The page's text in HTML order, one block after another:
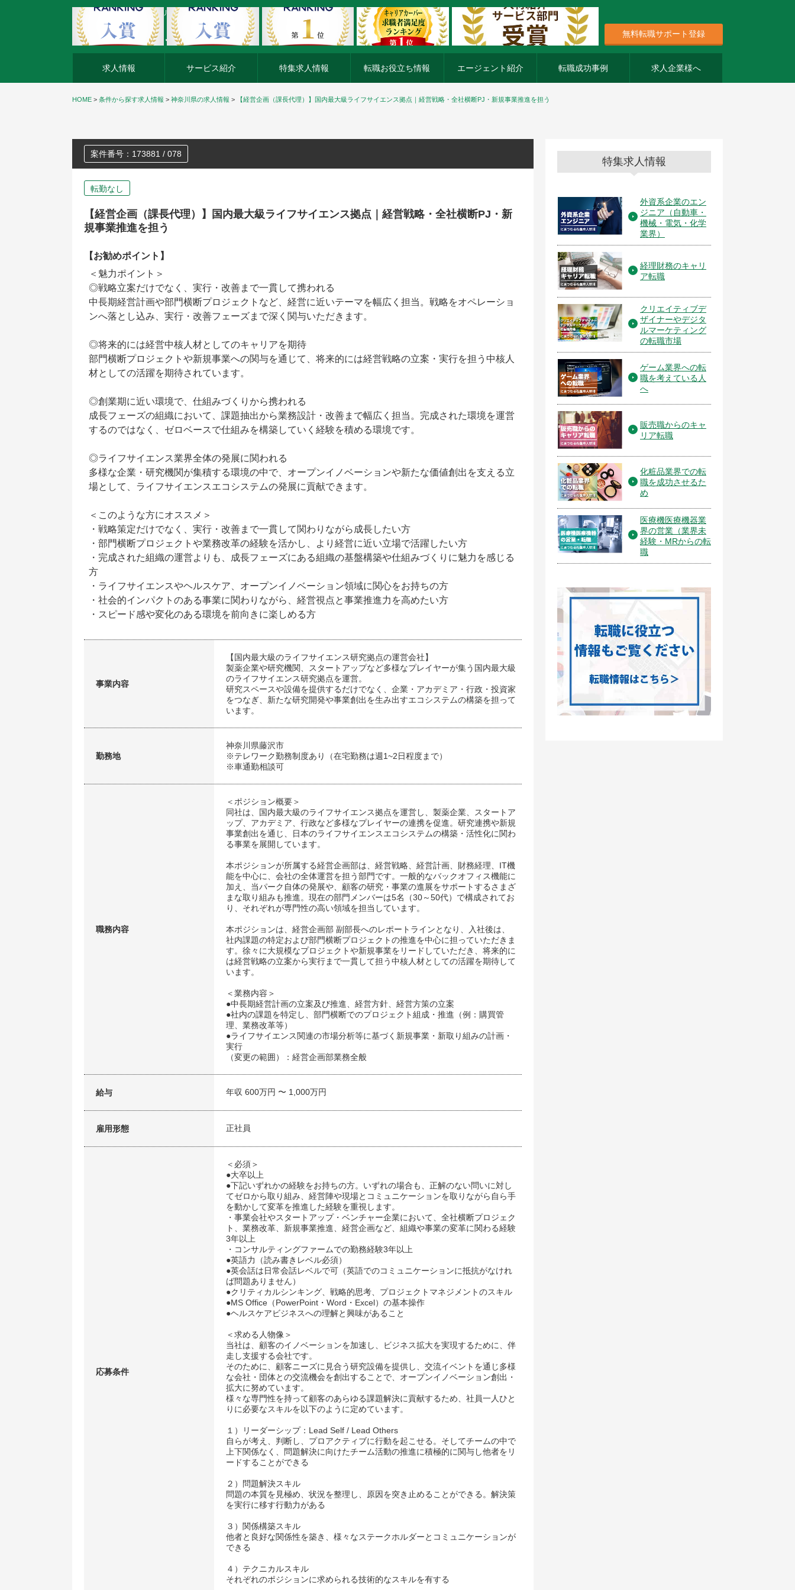
外資系企業の転職・キャリア転職ならアージスジャパン
無料転職サポート登録
求人情報 サービス紹介 特集求人情報 転職お役立ち情報 エージェント紹介 転職成功事例 求人企業様へ
HOME > 条件から探す求人情報 > 神奈川県の求人情報 > 【経営企画（課長代理）】国内最大級ライフサイエンス拠点｜経営戦略・全社横断PJ・新規事業推進を担う
案件番号：173881 / 078
転勤なし
【経営企画（課長代理）】国内最大級ライフサイエンス拠点｜経営戦略・全社横断PJ・新
規事業推進を担う
【お勧めポイント】
＜魅力ポイント＞
◎戦略立案だけでなく、実行・改善まで一貫して携われる
中長期経営計画や部門横断プロジェクトなど、経営に近いテーマを幅広く担当。戦略をオペレーショ
ンへ落とし込み、実行・改善フェーズまで深く関与いただきます。
◎将来的には経営中核人材としてのキャリアを期待
部門横断プロジェクトや新規事業への関与を通じて、将来的には経営戦略の立案・実行を担う中核人
材としての活躍を期待されています。
◎創業期に近い環境で、仕組みづくりから携われる
成長フェーズの組織において、課題抽出から業務設計・改善まで幅広く担当。完成された環境を運営
するのではなく、ゼロベースで仕組みを構築していく経験を積める環境です。
◎ライフサイエンス業界全体の発展に関われる
多様な企業・研究機関が集積する環境の中で、オープンイノベーションや新たな価値創出を支える立
場として、ライフサイエンスエコシステムの発展に貢献できます。
＜このような方にオススメ＞
・戦略策定だけでなく、実行・改善まで一貫して関わりながら成長したい方
・部門横断プロジェクトや業務改革の経験を活かし、より経営に近い立場で活躍したい方
・完成された組織の運営よりも、成長フェーズにある組織の基盤構築や仕組みづくりに魅力を感じる
方
・ライフサイエンスやヘルスケア、オープンイノベーション領域に関心をお持ちの方
・社会的インパクトのある事業に関わりながら、経営視点と事業推進力を高めたい方
・スピード感や変化のある環境を前向きに楽しめる方
事業内容
【国内最大級のライフサイエンス研究拠点の運営会社】
製薬企業や研究機関、スタートアップなど多様なプレイヤーが集う国内最大級
のライフサイエンス研究拠点を運営。
研究スペースや設備を提供するだけでなく、企業・アカデミア・行政・投資家
をつなぎ、新たな研究開発や事業創出を生み出すエコシステムの構築を担って
います。
勤務地
神奈川県藤沢市
※テレワーク勤務制度あり（在宅勤務は週1~2日程度まで）
※車通勤相談可
職務内容
＜ポジション概要＞
同社は、国内最大級のライフサイエンス拠点を運営し、製薬企業、スタートア
ップ、アカデミア、行政など多様なプレイヤーの連携を促進。研究連携や新規
事業創出を通じ、日本のライフサイエンスエコシステムの構築・活性化に関わ
る事業を展開しています。
本ポジションが所属する経営企画部は、経営戦略、経営計画、財務経理、IT機
能を中心に、会社の全体運営を担う部門です。一般的なバックオフィス機能に
加え、当パーク自体の発展や、顧客の研究・事業の進展をサポートするさまざ
まな取り組みも推進。現在の部門メンバーは5名（30～50代）で構成されてお
り、それぞれが専門性の高い領域を担当しています。
本ポジションは、経営企画部 副部長へのレポートラインとなり、入社後は、
社内課題の特定および部門横断プロジェクトの推進を中心に担っていただきま
す。徐々に大規模なプロジェクトや新規事業をリードしていただき、将来的に
は経営戦略の立案から実行まで一貫して担う中核人材としての活躍を期待して
います。
＜業務内容＞
●中長期経営計画の立案及び推進、経営方針、経営方策の立案
●社内の課題を特定し、部門横断でのプロジェクト組成・推進（例：購買管
理、業務改革等）
●ライフサイエンス関連の市場分析等に基づく新規事業・新取り組みの計画・
実行
（変更の範囲）：経営企画部業務全般
給与 年収 600万円 〜 1,000万円
雇用形態 正社員
応募条件
＜必須＞
●大卒以上
●下記いずれかの経験をお持ちの方。いずれの場合も、正解のない問いに対し
てゼロから取り組み、経営陣や現場とコミュニケーションを取りながら自ら手
を動かして変革を推進した経験を重視します。
・事業会社やスタートアップ・ベンチャー企業において、全社横断プロジェク
ト、業務改革、新規事業推進、経営企画など、組織や事業の変革に関わる経験
3年以上
・コンサルティングファームでの勤務経験3年以上
●英語力（読み書きレベル必須）
●英会話は日常会話レベルで可（英語でのコミュニケーションに抵抗がなけれ
ば問題ありません）
●クリティカルシンキング、戦略的思考、プロジェクトマネジメントのスキル
●MS Office（PowerPoint・Word・Excel）の基本操作
●ヘルスケアビジネスへの理解と興味があること
＜求める人物像＞
当社は、顧客のイノベーションを加速し、ビジネス拡大を実現するために、伴
走し支援する会社です。
そのために、顧客ニーズに見合う研究設備を提供し、交流イベントを通じ多様
な会社・団体との交流機会を創出することで、オープンイノベーション創出・
拡大に努めています。
様々な専門性を持って顧客のあらゆる課題解決に貢献するため、社員一人ひと
りに必要なスキルを以下のように定めています。
１）リーダーシップ：Lead Self / Lead Others
自らが考え、判断し、プロアクティブに行動を起こせる。そしてチームの中で
上下関係なく、問題解決に向けたチーム活動の推進に積極的に関与し他者をリ
ードすることができる
２）問題解決スキル
問題の本質を見極め、状況を整理し、原因を突き止めることができる。解決策
を実行に移す行動力がある
３）関係構築スキル
他者と良好な関係性を築き、様々なステークホルダーとコミュニケーションが
できる
４）テクニカルスキル
それぞれのポジションに求められる技術的なスキルを有する
特集求人情報
外資系企業のエン
ジニア（自動車・
機械・電気・化学
業界）
経理財務のキャリ
ア転職
クリエイティブデ
ザイナーやデジタ
ルマーケティング
の転職市場
ゲーム業界への転
職を考えている人
へ
販売職からのキャ
リア転職
化粧品業界での転
職を成功させるた
め
医療機医療機器業
界の営業（業界未
経験・MRからの転
職